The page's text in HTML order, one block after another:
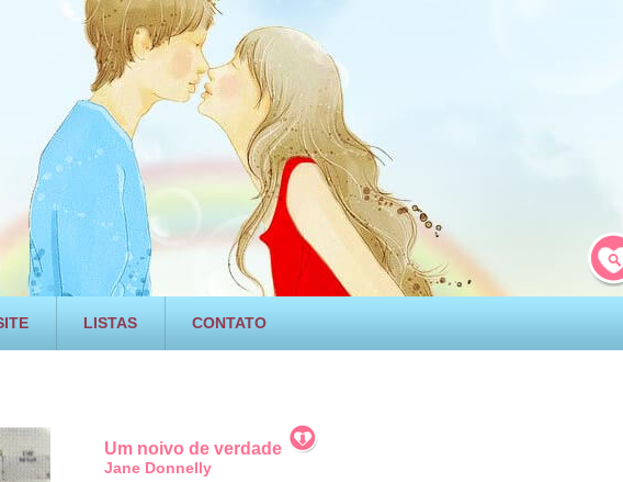
LISTAS CONTATO
Um noivo de verdade
Jane Donnelly